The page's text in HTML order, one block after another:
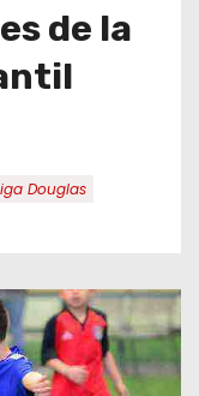
de la
Douglas